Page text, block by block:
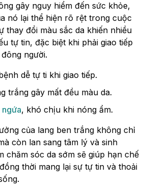
gây nguy hiểm đến sức khỏe,
nó lại thể hiện rõ rệt trong cuộc
thay đổi màu sắc da khiến nhiều
tự tin, đặc biệt khi phải giao tiếp
người.
dễ tự ti khi giao tiếp.
trắng gây mất đều màu da.
ngứa, khó chịu khi nóng ẩm.
của lang ben trắng không chỉ
còn lan sang tâm lý và sinh
chăm sóc da sớm sẽ giúp hạn chế
thời mang lại sự tự tin và thoải